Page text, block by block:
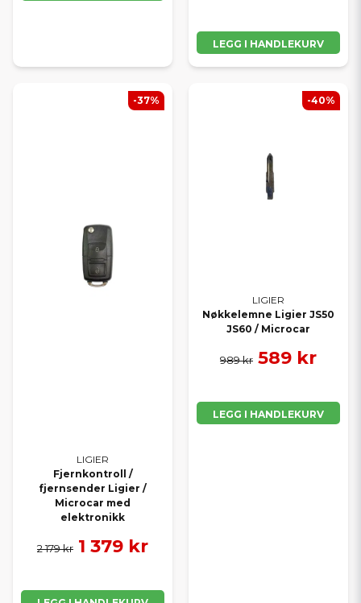
LEGG I HANDLEKURV
LIGIER
Fjernkontroll /
fjernsender Ligier /
Microcar med
elektronikk
2 179 kr 1 379 kr
-37%
LIGIER
Nøkkelemne Ligier JS50
JS60 / Microcar
989 kr 589 kr
LEGG I HANDLEKURV
-40%